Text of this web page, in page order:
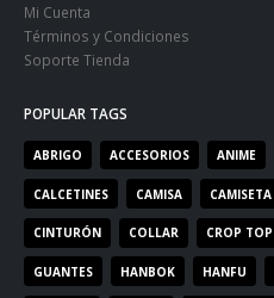
Mi Cuenta
Términos y Condiciones
Soporte Tienda
POPULAR TAGS
ABRIGO ACCESORIOS ANIME
CALCETINES CAMISA CAMISETA
CINTURÓN COLLAR CROP TOP
GUANTES HANBOK HANFU